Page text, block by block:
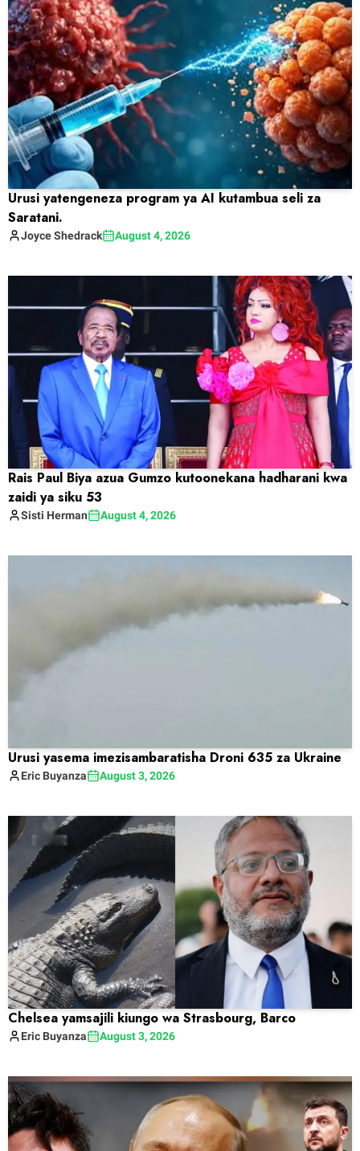
Urusi yatengeneza program ya AI kutambua seli za
Saratani.
JoyceShedrack August 4, 2026
Rais Paul Biya azua Gumzo kutoonekana hadharani kwa
zaidi ya siku 53
Sisti Herman August 4, 2026
Urusi yasema imezisambaratisha Droni 635 za Ukraine
Eric Buyanza August 3, 2026
Chelsea yamsajili kiungo wa Strasbourg, Barco
Eric Buyanza August 3, 2026